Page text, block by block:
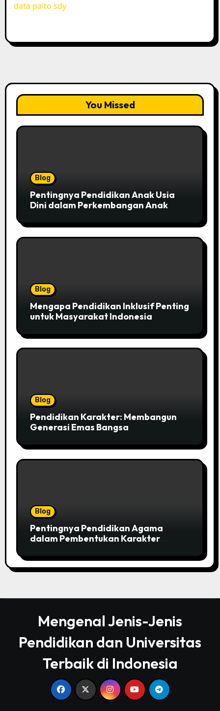
data paito sdy
You Missed
Blog
Pentingnya Pendidikan Anak Usia
Dini dalam Perkembangan Anak
Blog
Mengapa Pendidikan Inklusif Penting
untuk Masyarakat Indonesia
Blog
Pendidikan Karakter: Membangun
Generasi Emas Bangsa
Blog
Pentingnya Pendidikan Agama
dalam Pembentukan Karakter
Mengenal Jenis-Jenis
Pendidikan dan Universitas
Terbaik di Indonesia